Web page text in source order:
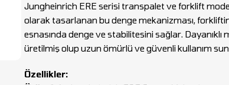
Jungheinrich ERE serisi transpalet ve forklift
olarak tasarlanan bu denge mekanizması,
esnasında denge ve stabilitesini sağlar. Dayanıklı
üretilmiş olup uzun ömürlü ve güvenli kullanım
Özellikler: